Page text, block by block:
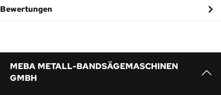
Bewertungen
MEBA METALL-BANDSÄGEMASCHINEN
GMBH